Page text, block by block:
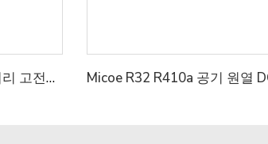
Micoe 에너지 저장 시스템 LiFePO4 배터리 고전압 50V 100V 50ah 태양광 리튬 배터리